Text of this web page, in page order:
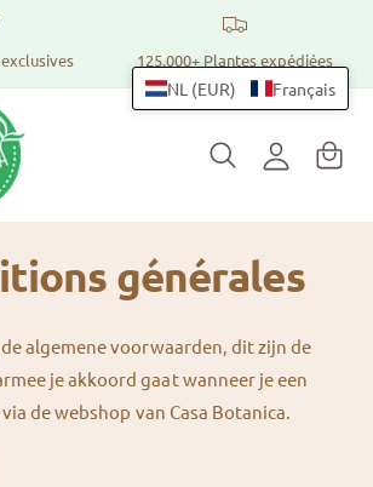
NL (EUR) Français
125.000+ Plantes expédiées
o
n
e
i
n
P
a
n
i
générales
algemene voorwaarden, dit zijn de
je akkoord gaat wanneer je een
de webshop van Casa Botanica.